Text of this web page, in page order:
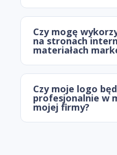
Czy mogę
na stronach
materiałach
Czy moje logo
profesjonalnie w
mojej firmy?